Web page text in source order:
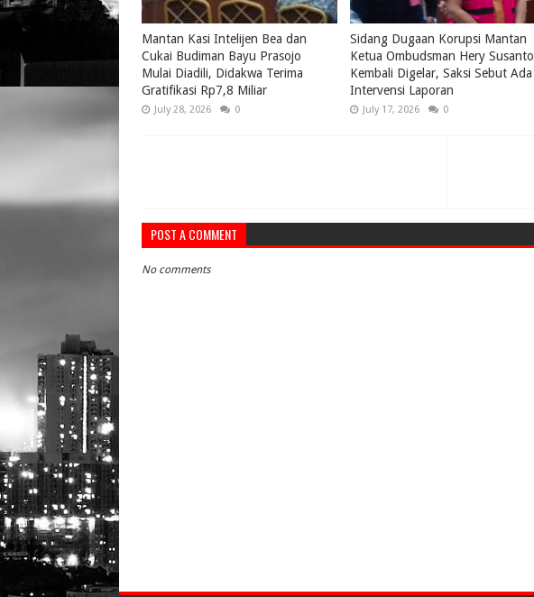
Mantan Kasi Intelijen Bea dan
Cukai Budiman Bayu Prasojo
Mulai Diadili, Didakwa Terima
Gratifikasi Rp7,8 Miliar
July 28, 2026 0
Sidang Dugaan Korupsi Mantan
Ketua Ombudsman Hery Susanto
Kembali Digelar, Saksi Sebut Ada
Intervensi Laporan
July 17, 2026 0
POST A COMMENT
No comments